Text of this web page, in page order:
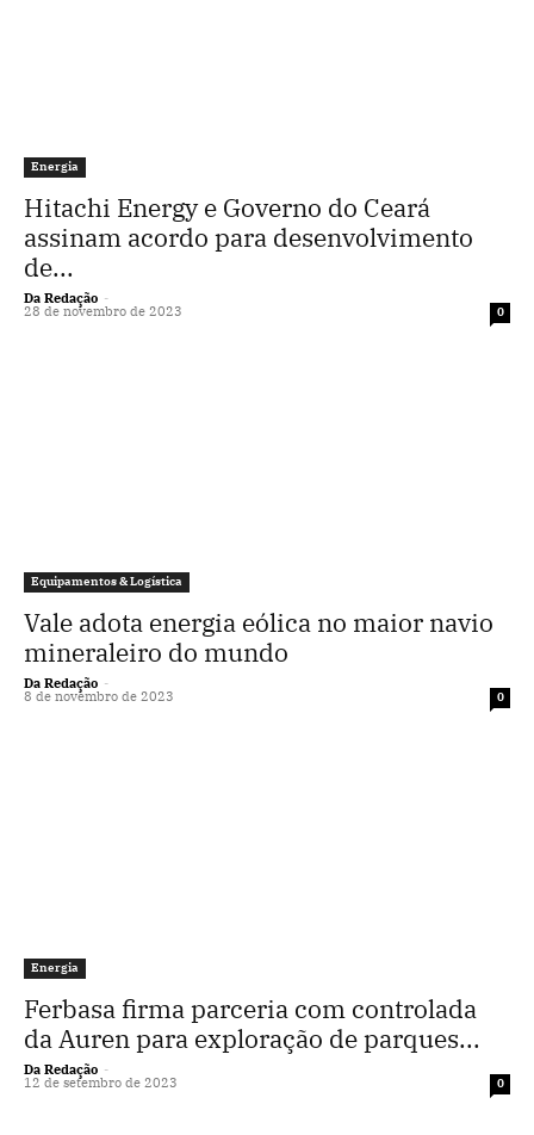
Energia
Hitachi Energy e Governo do Ceará
assinam acordo para desenvolvimento
de...
Da Redação -
28 de novembro de 2023 0
Equipamentos & Logística
Vale adota energia eólica no maior navio
mineraleiro do mundo
Da Redação -
8 de novembro de 2023 0
Energia
Ferbasa firma parceria com controlada
da Auren para exploração de parques...
Da Redação -
12 de setembro de 2023 0